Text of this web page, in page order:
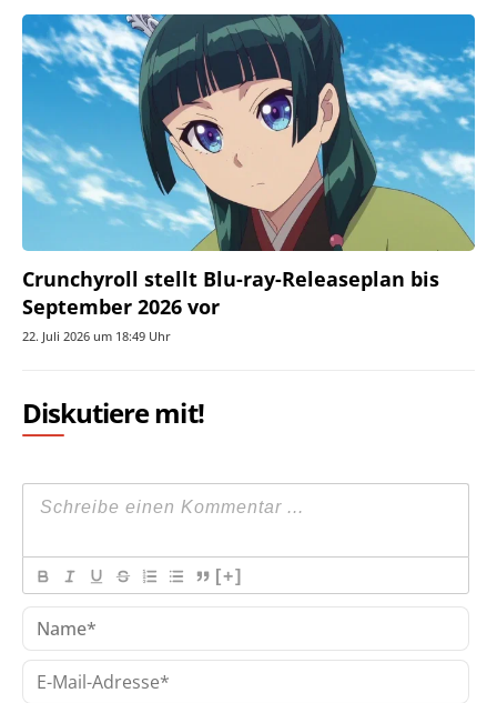
Crunchyroll stellt Blu-ray-Releaseplan bis
September 2026 vor
22. Juli 2026 um 18:49 Uhr
Diskutiere mit!
[+]
E-